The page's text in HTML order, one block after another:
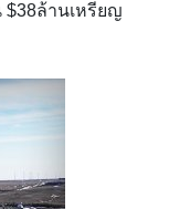
$38ล้านเหรียญ